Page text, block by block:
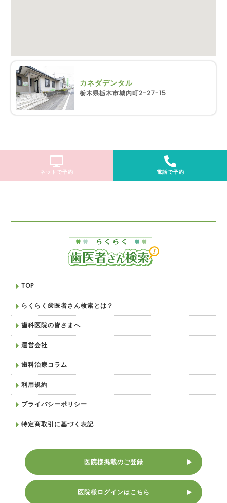
カネダデンタル
栃木県栃木市城内町2-27-15
ネットで予約 電話で予約
TOP
らくらく歯医者さん検索とは？
歯科医院の皆さまへ
運営会社
歯科治療コラム
利用規約
プライバシーポリシー
特定商取引に基づく表記
医院様掲載のご登録
医院様ログインはこちら